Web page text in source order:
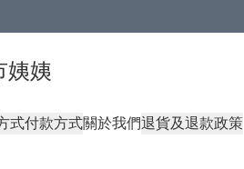
姨姨
式付款方式關於我們退貨及退款政策